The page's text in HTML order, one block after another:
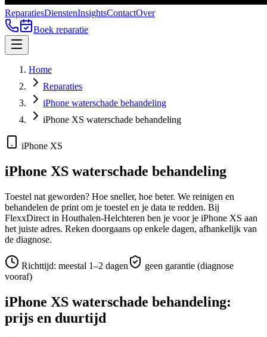
ReparatiesDienstenInsightsContactOver
Boek reparatie
Home
Reparaties
iPhone waterschade behandeling
iPhone XS waterschade behandeling
iPhone XS
iPhone XS waterschade behandeling
Toestel nat geworden? Hoe sneller, hoe beter. We reinigen en
behandelen de print om je toestel en je data te redden. Bij
FlexxDirect in Houthalen-Helchteren ben je voor je iPhone XS aan
het juiste adres. Reken doorgaans op enkele dagen, afhankelijk van
de diagnose.
Richttijd: meestal 1–2 dagen
geen garantie (diagnose
vooraf)
iPhone XS waterschade behandeling:
prijs en duurtijd